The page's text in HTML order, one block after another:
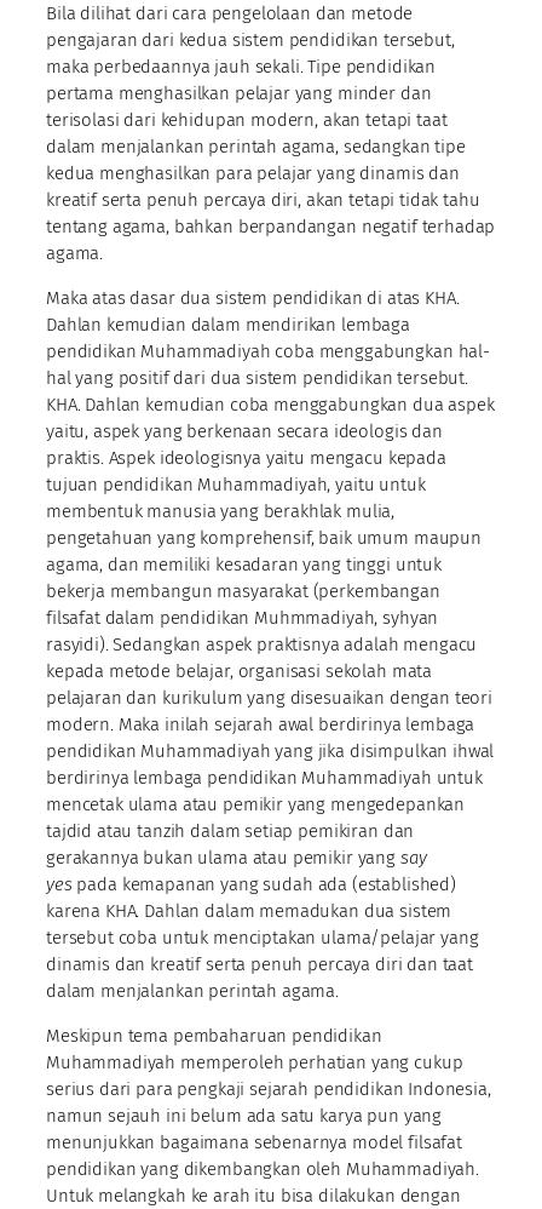
Bila dilihat dari cara pengelolaan dan metode
pengajaran dari kedua sistem pendidikan tersebut,
maka perbedaannya jauh sekali. Tipe pendidikan
pertama menghasilkan pelajar yang minder dan
terisolasi dari kehidupan modern, akan tetapi taat
dalam menjalankan perintah agama, sedangkan tipe
kedua menghasilkan para pelajar yang dinamis dan
kreatif serta penuh percaya diri, akan tetapi tidak tahu
tentang agama, bahkan berpandangan negatif terhadap
agama.
Maka atas dasar dua sistem pendidikan di atas KHA.
Dahlan kemudian dalam mendirikan lembaga
pendidikan Muhammadiyah coba menggabungkan hal-
hal yang positif dari dua sistem pendidikan tersebut.
KHA. Dahlan kemudian coba menggabungkan dua aspek
yaitu, aspek yang berkenaan secara ideologis dan
praktis. Aspek ideologisnya yaitu mengacu kepada
tujuan pendidikan Muhammadiyah, yaitu untuk
membentuk manusia yang berakhlak mulia,
pengetahuan yang komprehensif, baik umum maupun
agama, dan memiliki kesadaran yang tinggi untuk
bekerja membangun masyarakat (perkembangan
filsafat dalam pendidikan Muhmmadiyah, syhyan
rasyidi). Sedangkan aspek praktisnya adalah mengacu
kepada metode belajar, organisasi sekolah mata
pelajaran dan kurikulum yang disesuaikan dengan teori
modern. Maka inilah sejarah awal berdirinya lembaga
pendidikan Muhammadiyah yang jika disimpulkan ihwal
berdirinya lembaga pendidikan Muhammadiyah untuk
mencetak ulama atau pemikir yang mengedepankan
tajdid atau tanzih dalam setiap pemikiran dan
gerakannya bukan ulama atau pemikir yang say
yes pada kemapanan yang sudah ada (established)
karena KHA. Dahlan dalam memadukan dua sistem
tersebut coba untuk menciptakan ulama/pelajar yang
dinamis dan kreatif serta penuh percaya diri dan taat
dalam menjalankan perintah agama.
Meskipun tema pembaharuan pendidikan
Muhammadiyah memperoleh perhatian yang cukup
serius dari para pengkaji sejarah pendidikan Indonesia,
namun sejauh ini belum ada satu karya pun yang
menunjukkan bagaimana sebenarnya model filsafat
pendidikan yang dikembangkan oleh Muhammadiyah.
Untuk melangkah ke arah itu bisa dilakukan dengan